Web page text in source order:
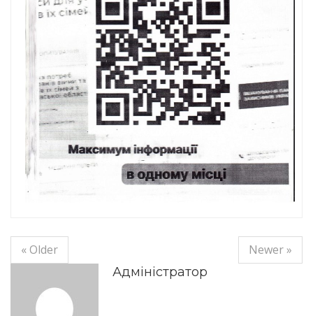
« Older
Newer »
Адміністратор